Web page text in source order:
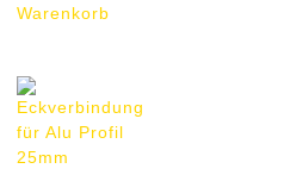
Warenkorb